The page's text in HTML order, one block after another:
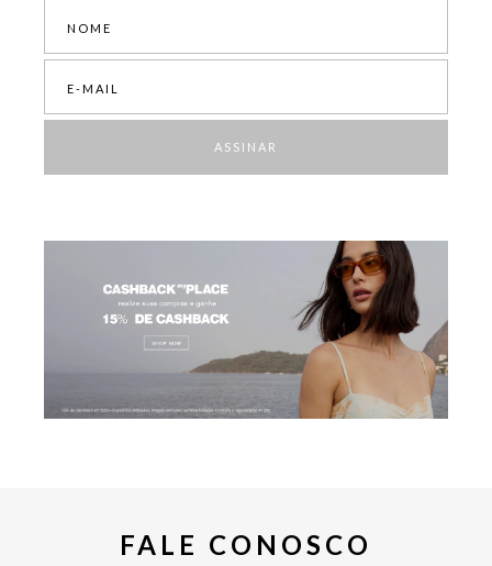
ASSINAR
FALE CONOSCO